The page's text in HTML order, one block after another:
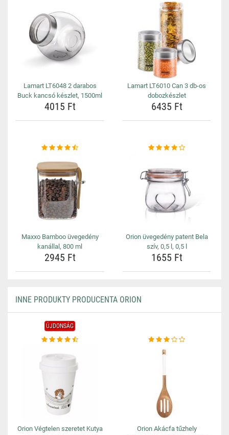
Lamart LT6048 2 darabos
Buck kancsó készlet, 1500ml
4015 Ft
Lamart LT6010 Can 3 db-os
dobozkészlet
6435 Ft
Maxxo Bamboo üvegedény
kanállal, 800 ml
2945 Ft
Orion üvegedény patent Bela
szív, 0,5 l, 0,5 l
1655 Ft
INNE PRODUKTY PRODUCENTA ORION
ÚJDONSÁG
Orion Végtelen szeretet Kutya
Orion Akácfa tűzhely